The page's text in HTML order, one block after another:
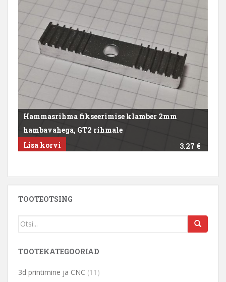
Hammasrihma fikseerimise klamber 2mm
hambavahega, GT2 rihmale
3.27 €
Lisa korvi
TOOTEOTSING
TOOTEKATEGOORIAD
3d printimine ja CNC (11)